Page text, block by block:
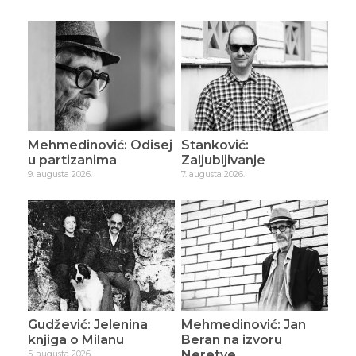
Mehmedinović: Odisej
u partizanima
9. augusta 2026.
Stanković:
Zaljubljivanje
7. augusta 2026.
Gudžević: Jelenina
knjiga o Milanu
Mehmedinović: Jan
Beran na izvoru